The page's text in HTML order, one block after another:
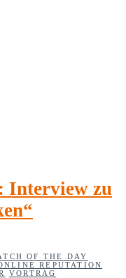
Interview zu
OF THE DAY
REPUTATION
VORTRAG